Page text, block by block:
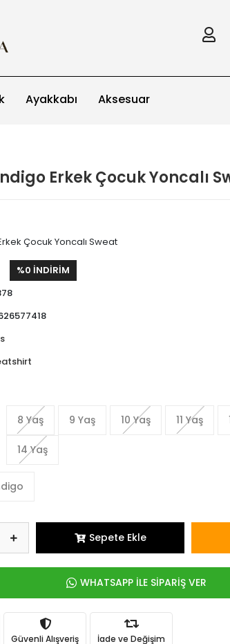
Ayakkabı Aksesuar
Erkek Çocuk Yoncalı
Çocuk Yoncalı Sweat
%0 İNDİRİM
8 Yaş 9 Yaş 10 Yaş 11 Yaş
14 Yaş
Sepete Ekle
WHATSAPP İLE SİPARİŞ VER
Güvenli Alışveriş İade ve Değişim